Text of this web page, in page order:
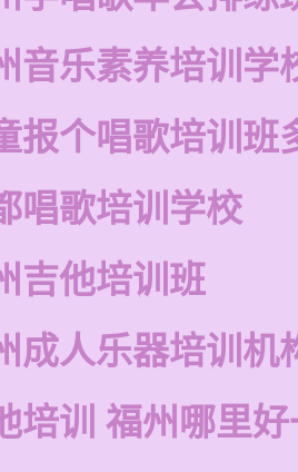
音乐素养培训学
报个唱歌培训班
唱歌培训学校
吉他培训班
成人乐器培训机
培训 福州哪里